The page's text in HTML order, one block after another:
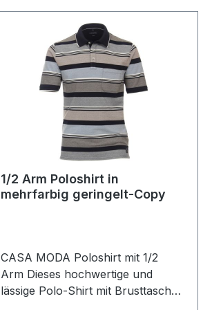
1/2 Arm Poloshirt in
mehrfarbig geringelt-Copy
CASA MODA Poloshirt mit 1/2
Arm Dieses hochwertige und
lässige Polo-Shirt mit Brusttasche